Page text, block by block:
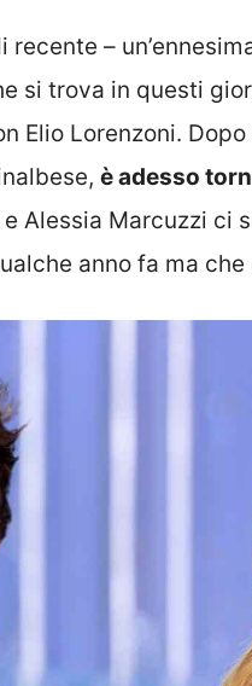
–
si trova in questi
Elio Lorenzoni.
è adesso
e Alessia Marcuzzi ci
anno fa ma